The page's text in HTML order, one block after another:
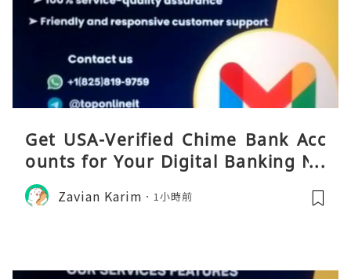
Get USA-Verified Chime Bank Acc
ounts for Your Digital Banking Ne
eds
Zavian Karim 1小時前